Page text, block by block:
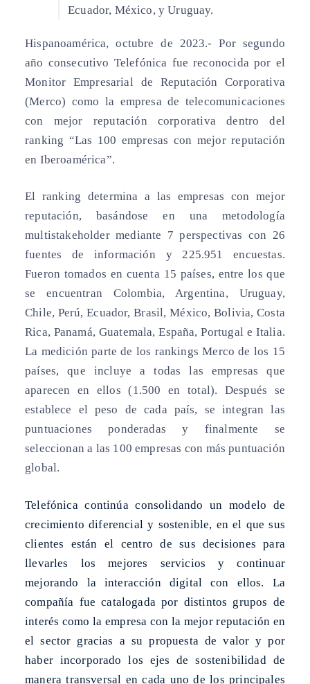
Ecuador, México, y Uruguay.
Hispanoamérica, octubre de 2023.-Por segundo
año consecutivo Telefónica fue reconocida por el
Monitor Empresarial de Reputación Corporativa
(Merco) como la empresa de telecomunicaciones
con mejor reputación corporativa dentro del
ranking “Las 100 empresas con mejor reputación
en Iberoamérica”.
El ranking determina a las empresas con mejor
reputación, basándose en una metodología
multistakeholder mediante 7 perspectivas con 26
fuentes de información y 225.951 encuestas.
Fueron tomados en cuenta 15 países, entre los que
se encuentran Colombia, Argentina, Uruguay,
Chile, Perú, Ecuador, Brasil, México, Bolivia, Costa
Rica, Panamá, Guatemala, España, Portugal e Italia.
La medición parte de los rankings Merco de los 15
países, que incluye a todas las empresas que
aparecen en ellos (1.500 en total). Después se
establece el peso de cada país, se integran las
puntuaciones ponderadas y finalmente se
seleccionan a las 100 empresas con más puntuación
global.
Telefónica continúa consolidando un modelo de
crecimiento diferencial y sostenible, en el que sus
clientes están el centro de sus decisiones para
llevarles los mejores servicios y continuar
mejorando la interacción digital con ellos. La
compañía fue catalogada por distintos grupos de
interés como la empresa con la mejor reputación en
el sector gracias a su propuesta de valor y por
haber incorporado los ejes de sostenibilidad de
manera transversal en cada uno de los principales